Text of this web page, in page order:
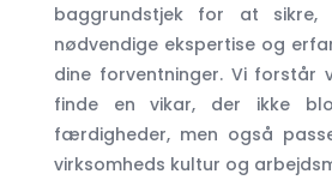
baggrundstjek for at
nødvendige ekspertise og
dine forventninger. Vi forstår
finde en vikar, der ikke
færdigheder, men også
virksomheds kultur og